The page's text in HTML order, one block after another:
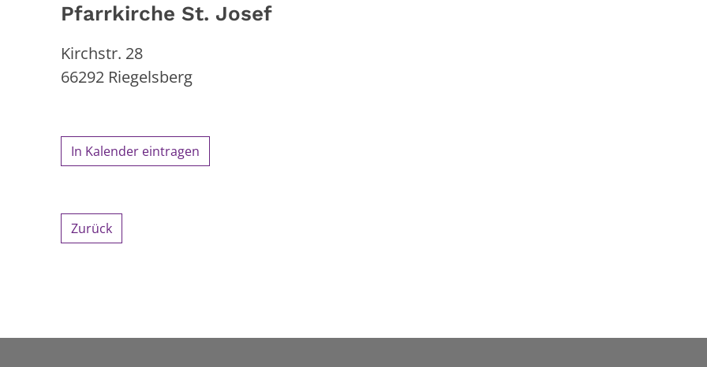
Pfarrkirche St. Josef
Kirchstr. 28
66292 Riegelsberg
In Kalender eintragen
Zurück